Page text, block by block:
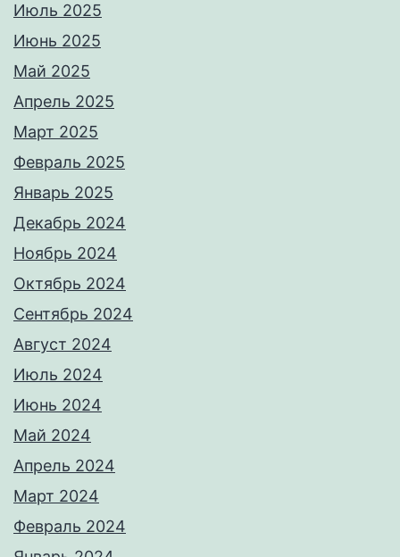
Июль 2025
Июнь 2025
Май 2025
Апрель 2025
Март 2025
Февраль 2025
Январь 2025
Декабрь 2024
Ноябрь 2024
Октябрь 2024
Сентябрь 2024
Август 2024
Июль 2024
Июнь 2024
Май 2024
Апрель 2024
Март 2024
Февраль 2024